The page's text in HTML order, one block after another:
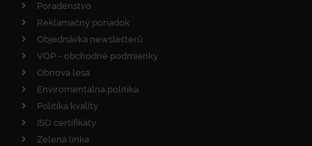
Poradenstvo
Reklamačný poriadok
Objednávka newsletterů
VOP - obchodné podmienky
Obnova lesa
Enviromentálna politika
Politika kvality
ISO certifikáty
Zelená linka